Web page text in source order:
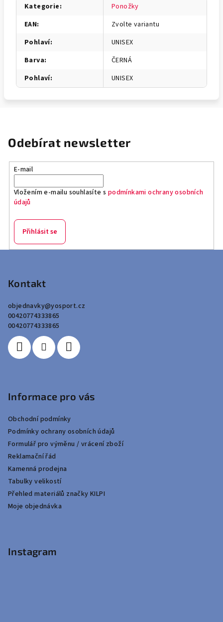
Kategorie:
Ponožky
EAN:
Zvolte variantu
Pohlaví:
UNISEX
Barva:
ČERNÁ
Pohlaví: UNISEX
Odebírat newsletter
E-mail
Vložením e-mailu souhlasíte s podmínkami ochrany osobních
údajů
Přihlásit se
Kontakt
objednavky@yosport.cz
00420774333865
00420774333865
Informace pro vás
Obchodní podmínky
Podmínky ochrany osobních údajů
Formulář pro výměnu / vrácení zboží
Reklamační řád
Kamenná prodejna
Tabulky velikostí
Přehled materiálů značky KILPI
Moje objednávka
Instagram